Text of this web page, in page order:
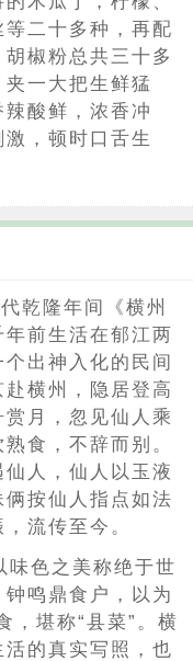
二十多种，再配
椒粉总共三十多
一大把生鲜猛
酸鲜，浓香冲
，顿时口舌生
乾隆年间《横州
前生活在郁江两
出神入化的民间
横州，隐居登高
月，忽见仙人乘
食，不辞而别。
人，仙人以玉液
按仙人指点如法
流传至今。
味色之美称绝于世
鸣鼎食户，以为
堪称“县菜”。横
的真实写照，也